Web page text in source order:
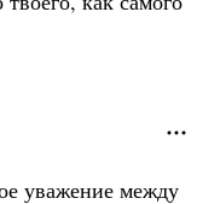
уважение между